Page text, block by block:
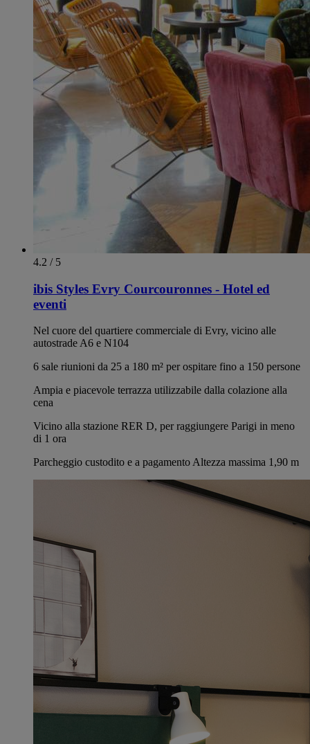
4.2 / 5
ibis Styles Evry Courcouronnes - Hotel ed
eventi
Nel cuore del quartiere commerciale di Evry, vicino alle
autostrade A6 e N104
6 sale riunioni da 25 a 180 m² per ospitare fino a 150 persone
Ampia e piacevole terrazza utilizzabile dalla colazione alla
cena
Vicino alla stazione RER D, per raggiungere Parigi in meno
di 1 ora
Parcheggio custodito e a pagamento Altezza massima 1,90 m